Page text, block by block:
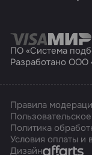
ПО «Система
Разработано ООО
Правила
Политика
Условия оплаты и
ДизайнAffarts